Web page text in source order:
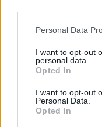
Please note that this
not limited to your
grant or deny
use your data for
consent section.
Personal Data
I want to opt-out
personal data.
Opted In
I want to opt-out
Personal Data.
Opted In